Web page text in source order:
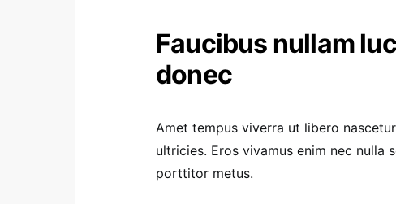
Faucibus nullam
donec
Amet tempus viverra ut libero
ultricies. Eros vivamus enim nec nulla
porttitor metus.